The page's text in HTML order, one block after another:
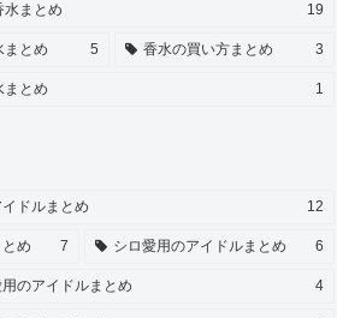
水まとめ 19
まとめ 5 香水の買い方まとめ 3
まとめ 1
ドルまとめ 12
め 7 シロ愛用のアイドルまとめ 6
のアイドルまとめ 4